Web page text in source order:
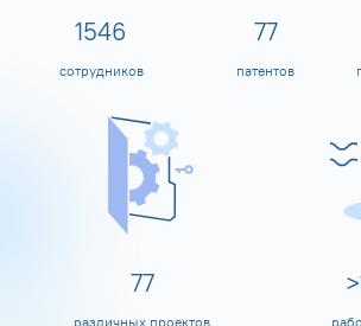
1600
сотрудников
80
патентов
80
различных проектов
>